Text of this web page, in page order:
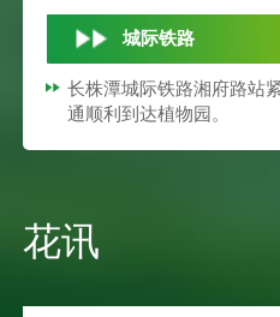
城际铁路
长株潭城际铁路湘府路站
通顺利到达植物园。
花讯